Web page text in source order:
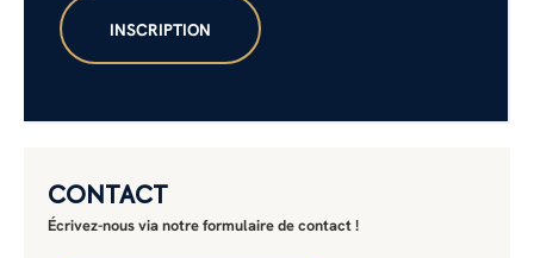
CONTACT
Écrivez-nous via notre formulaire de contact !